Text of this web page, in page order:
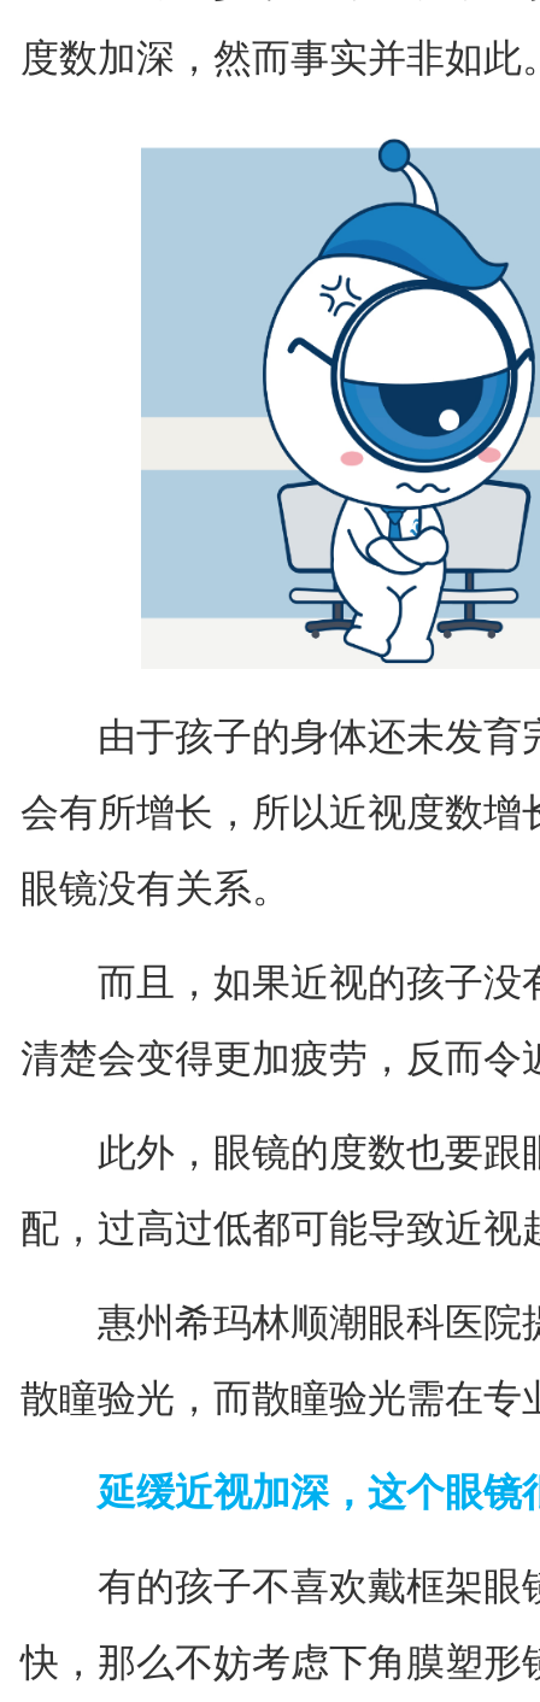
度数加深，然而事实并非如此
由于孩子的身体还未发育
会有所增长，所以近视度数
眼镜没有关系。
而且，如果近视的孩子没
清楚会变得更加疲劳，反而令
此外，眼镜的度数也要跟
配，过高过低都可能导致近视
惠州希玛林顺潮眼科医院
散瞳验光，而散瞳验光需在专
延缓近视加深，这个眼镜
有的孩子不喜欢戴框架眼
快，那么不妨考虑下角膜塑形